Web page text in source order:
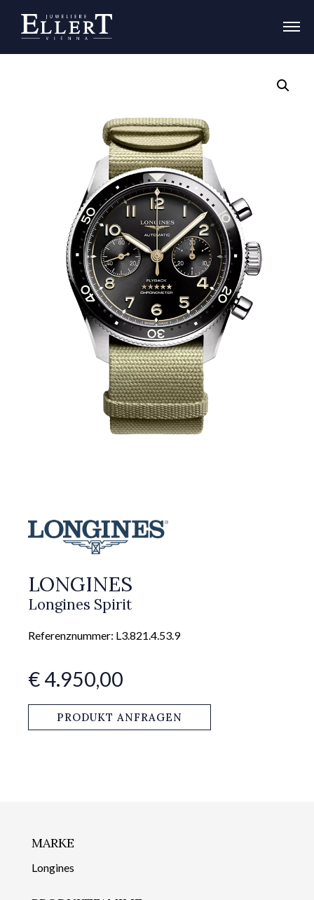
LONGINES
Longines Spirit
Referenznummer: L3.821.4.53.9
€ 4.950,00
PRODUKT ANFRAGEN
MARKE
Longines